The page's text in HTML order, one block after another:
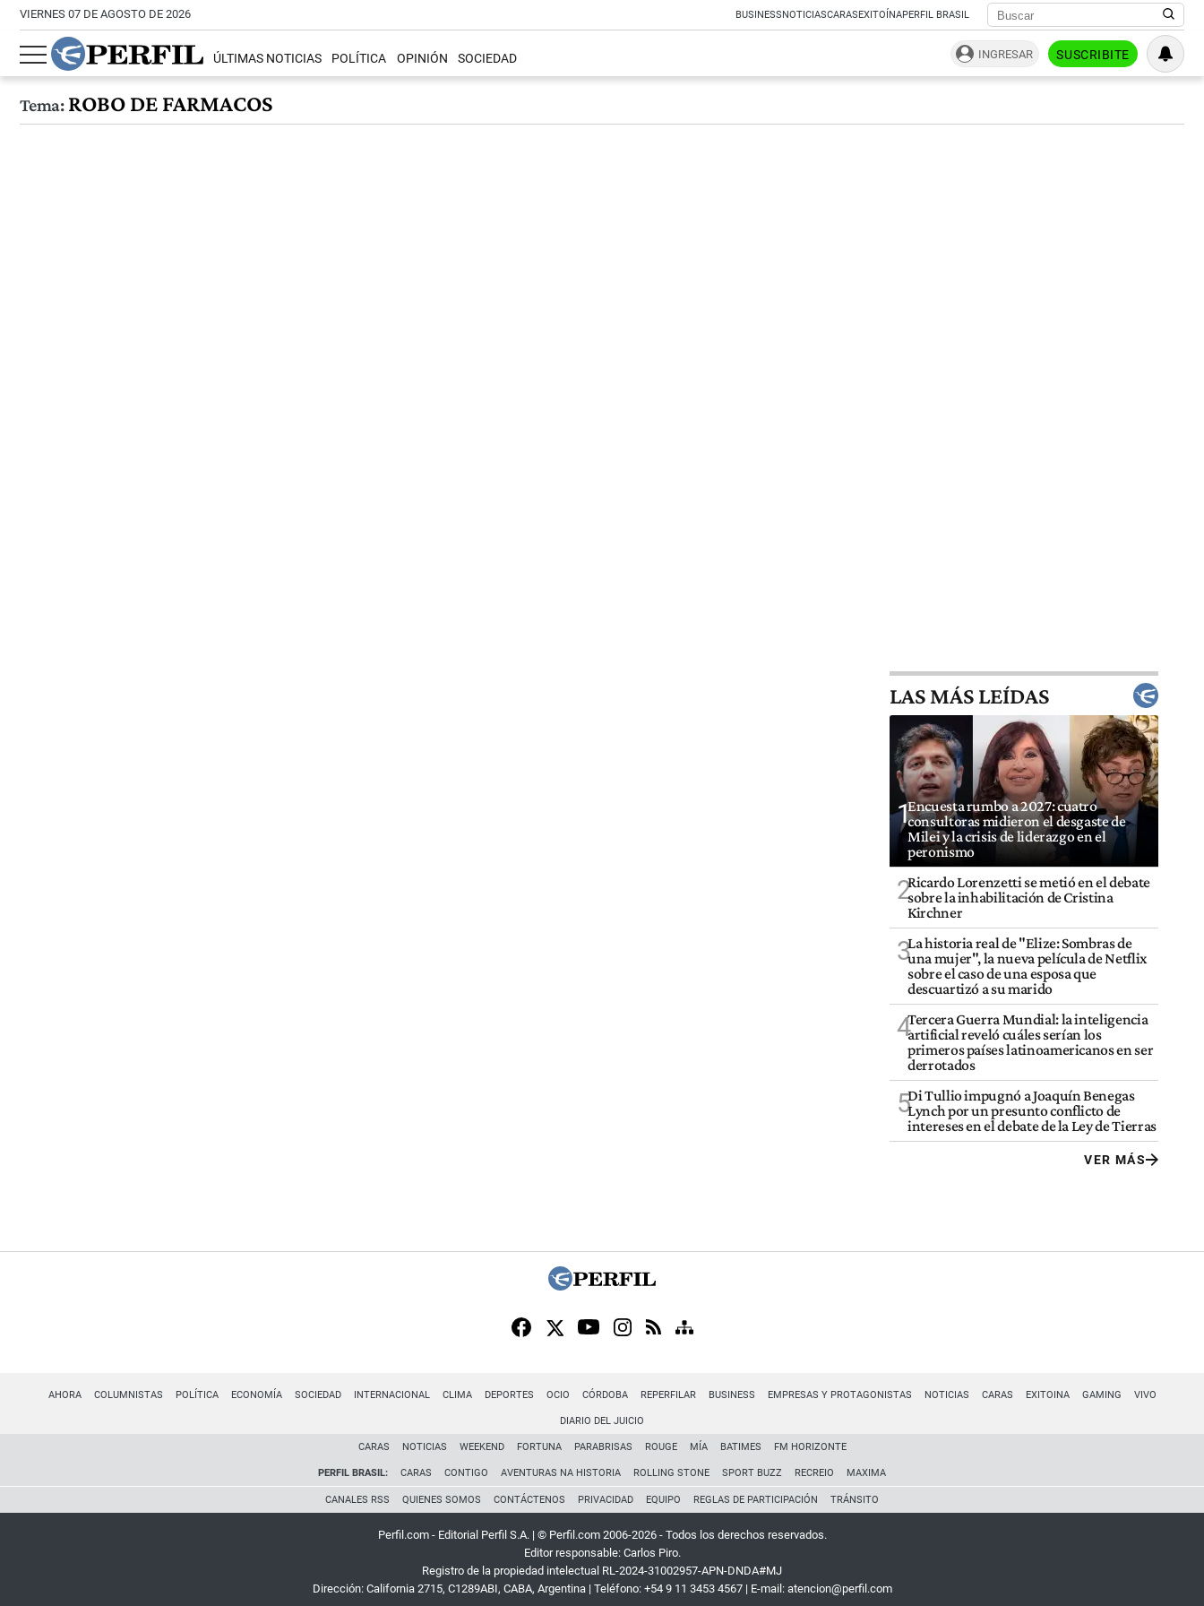
VIERNES 07 DE AGOSTO DE 2026 BUSINESSNOTICIASCARASEXITOÍNAPERFIL BRASIL
ÚLTIMAS NOTICIAS POLÍTICA OPINIÓN SOCIEDAD INGRESAR SUSCRIBITE
Tema:ROBO DE FARMACOS
LAS MÁS LEÍDAS
1Encuesta rumbo a 2027: cuatro
consultoras midieron el desgaste de
Milei y la crisis de liderazgo en el
peronismo
2Ricardo Lorenzetti se metió en el debate
sobre la inhabilitación de Cristina
Kirchner
3La historia real de "Elize: Sombras de
una mujer", la nueva película de Netflix
sobre el caso de una esposa que
descuartizó a su marido
4Tercera Guerra Mundial: la inteligencia
artificial reveló cuáles serían los
primeros países latinoamericanos en ser
derrotados
5Di Tullio impugnó a Joaquín Benegas
Lynch por un presunto conflicto de
intereses en el debate de la Ley de Tierras
VER MÁS
AHORA COLUMNISTAS POLÍTICA ECONOMÍA SOCIEDAD INTERNACIONAL CLIMA DEPORTES OCIO CÓRDOBA REPERFILAR BUSINESS EMPRESAS Y PROTAGONISTAS NOTICIAS CARAS EXITOINA GAMING VIVO
DIARIO DEL JUICIO
CARAS NOTICIAS WEEKEND FORTUNA PARABRISAS ROUGE MÍA BATIMES FM HORIZONTE
PERFIL BRASIL: CARAS CONTIGO AVENTURAS NA HISTORIA ROLLING STONE SPORT BUZZ RECREIO MAXIMA
CANALES RSS QUIENES SOMOS CONTÁCTENOS PRIVACIDAD EQUIPO REGLAS DE PARTICIPACIÓN TRÁNSITO
Perfil.com - Editorial Perfil S.A. | © Perfil.com 2006-2026 - Todos los derechos reservados.
Editor responsable: Carlos Piro.
Registro de la propiedad intelectual RL-2024-31002957-APN-DNDA#MJ
Dirección: California 2715, C1289ABI, CABA, Argentina| Teléfono: +54 9 11 3453 4567| E-mail: atencion@perfil.com